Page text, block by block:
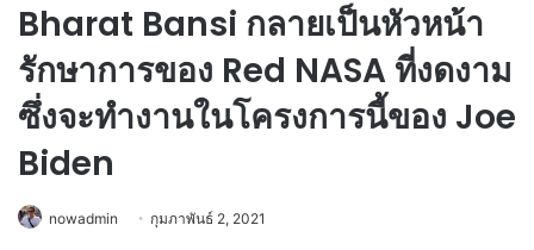
Bharat Bansi กลายเป็นหัวหน้า
รักษาการของ Red NASA ที่งดงาม
ซึ่งจะทำงานในโครงการนี้ของ Joe
Biden
nowadmin กุมภาพันธ์ 2, 2021